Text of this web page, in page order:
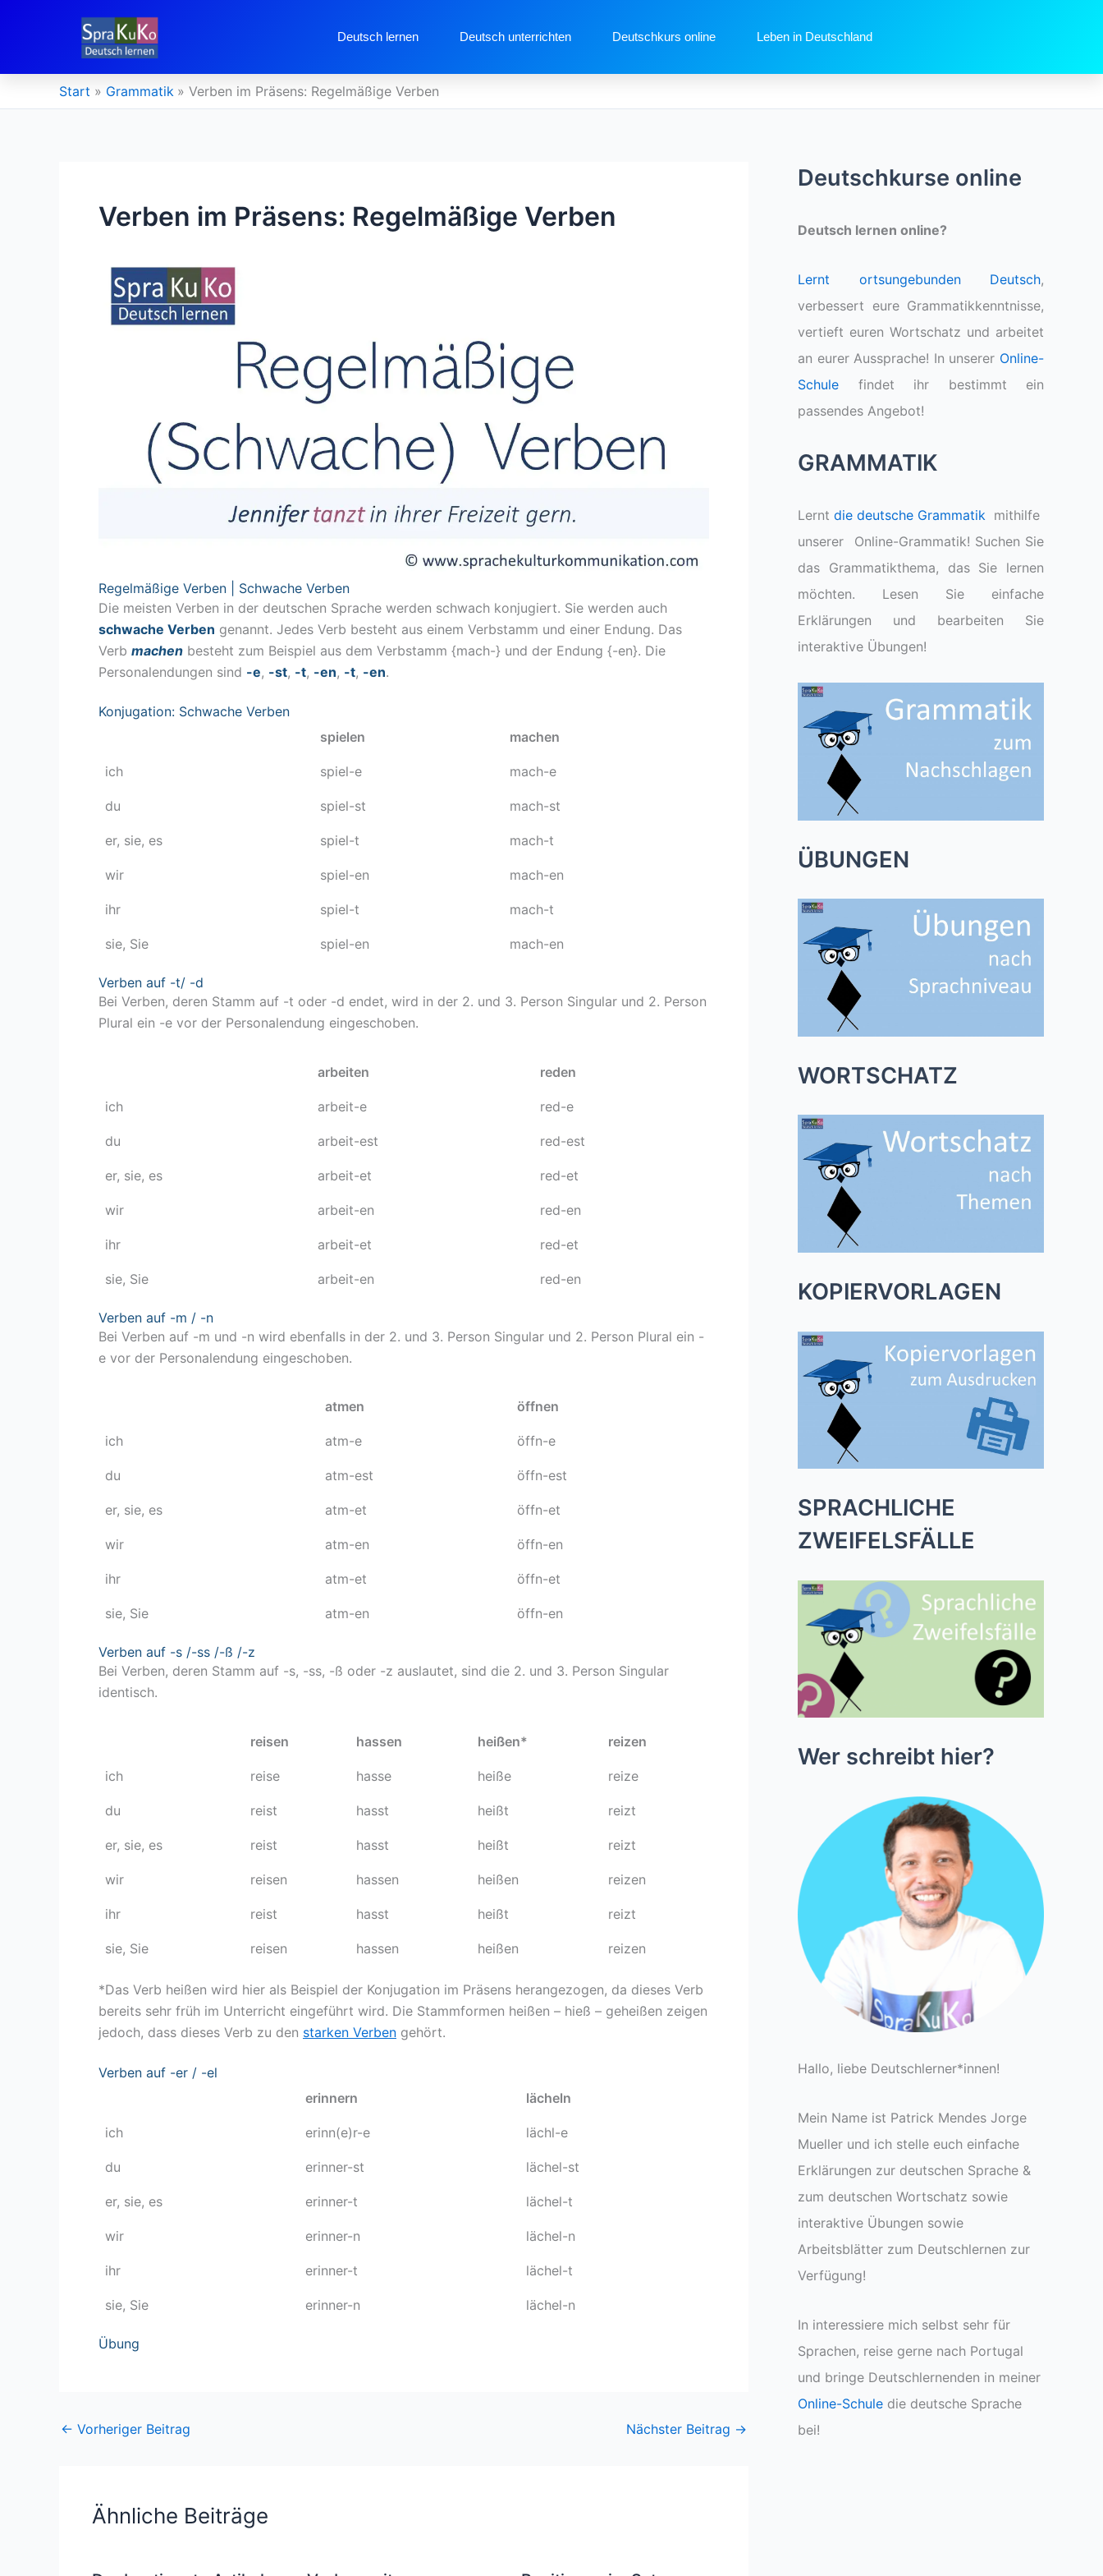
Deutsch lernen Deutsch unterrichten Deutschkurs online Leben in Deutschland
Start Grammatik Verben im Präsens: Regelmäßige Verben
Verben im Präsens: Regelmäßige Verben
Regelmäßige Verben | Schwache Verben
Die meisten Verben in der deutschen Sprache werden schwach konjugiert. Sie werden auch
schwache Verben genannt. Jedes Verb besteht aus einem Verbstamm und einer Endung. Das
Verb machen besteht zum Beispiel aus dem Verbstamm {mach-} und der Endung {-en}. Die
Personalendungen sind -e, -st, -t, -en, -t, -en.
Konjugation: Schwache Verben
spielen
machen
ich spiel-e mach-e
du spiel-st mach-st
er, sie, es spiel-t mach-t
wir spiel-en mach-en
ihr spiel-t mach-t
sie, Sie spiel-en mach-en
Verben auf -t/ -d
Bei Verben, deren Stamm auf -t oder -d endet, wird in der 2. und 3. Person Singular und 2. Person
Plural ein -e vor der Personalendung eingeschoben.
arbeiten reden
ich arbeit-e red-e
du arbeit-est red-est
er, sie, es arbeit-et red-et
wir arbeit-en red-en
ihr arbeit-et red-et
sie, Sie arbeit-en red-en
Verben auf -m / -n
Bei Verben auf -m und -n wird ebenfalls in der 2. und 3. Person Singular und 2. Person Plural ein -
e vor der Personalendung eingeschoben.
atmen öffnen
ich atm-e öffn-e
du atm-est öffn-est
er, sie, es atm-et öffn-et
wir atm-en öffn-en
ihr atm-et öffn-et
sie, Sie atm-en öffn-en
Verben auf -s /-ss /-ß /-z
Bei Verben, deren Stamm auf -s, -ss, -ß oder -z auslautet, sind die 2. und 3. Person Singular
identisch.
reisen hassen heißen* reizen
ich reise hasse heiße reize
du reist hasst heißt reizt
er, sie, es reist hasst heißt reizt
wir reisen hassen heißen reizen
ihr reist hasst heißt reizt
sie, Sie reisen hassen heißen reizen
*Das Verb heißen wird hier als Beispiel der Konjugation im Präsens herangezogen, da dieses Verb
bereits sehr früh im Unterricht eingeführt wird. Die Stammformen heißen – hieß – geheißen zeigen
jedoch, dass dieses Verb zu den starken Verben gehört.
Verben auf -er / -el
erinnern
lächeln
ich erinn(e)r-e lächl-e
du erinner-st lächel-st
er, sie, es erinner-t lächel-t
wir erinner-n lächel-n
ihr erinner-t lächel-t
sie, Sie erinner-n lächel-n
Übung
← Vorheriger Beitrag Nächster Beitrag →
Ähnliche Beiträge
Deutschkurse online
Deutsch lernen online?
Lernt ortsungebunden Deutsch,
verbessert eure Grammatikkenntnisse,
vertieft euren Wortschatz und arbeitet
an eurer Aussprache! In unserer Online-
Schule findet ihr bestimmt ein
passendes Angebot!
GRAMMATIK
Lernt die deutsche Grammatik mithilfe
unserer Online-Grammatik! Suchen Sie
das Grammatikthema, das Sie lernen
möchten. Lesen Sie einfache
Erklärungen und bearbeiten Sie
interaktive Übungen!
ÜBUNGEN
WORTSCHATZ
KOPIERVORLAGEN
SPRACHLICHE
ZWEIFELSFÄLLE
Wer schreibt hier?
Hallo, liebe Deutschlerner*innen!
Mein Name ist Patrick Mendes Jorge
Mueller und ich stelle euch einfache
Erklärungen zur deutschen Sprache &
zum deutschen Wortschatz sowie
interaktive Übungen sowie
Arbeitsblätter zum Deutschlernen zur
Verfügung!
In interessiere mich selbst sehr für
Sprachen, reise gerne nach Portugal
und bringe Deutschlernenden in meiner
Online-Schule die deutsche Sprache
bei!